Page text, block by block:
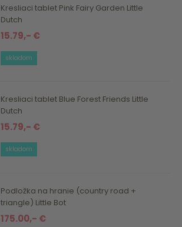
Kresliaci tablet Pink Fairy Garden Little
Dutch
15.79,- €
skladom
Kresliaci tablet Blue Forest Friends Little
Dutch
15.79,- €
skladom
Podložka na hranie (country road +
triangle) Little Bot
175.00,- €